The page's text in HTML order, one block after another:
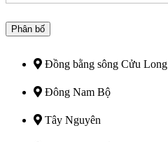
Phân bố
Đồng bằng sông Cửu Long
Đông Nam Bộ
Tây Nguyên